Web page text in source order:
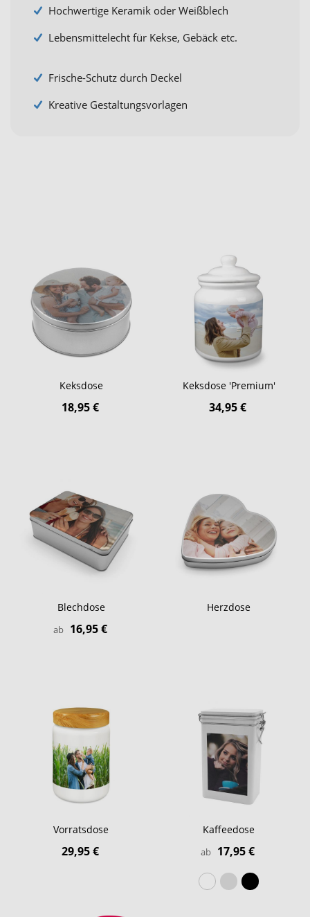
Hochwertige Keramik oder Weißblech
Lebensmittelecht für Kekse, Gebäck etc.
Frische-Schutz durch Deckel
Kreative Gestaltungsvorlagen
Keksdose
18,95 €
Keksdose 'Premium'
34,95 €
Blechdose
ab 16,95 €
Herzdose
Vorratsdose
29,95 €
Kaffeedose
ab 17,95 €